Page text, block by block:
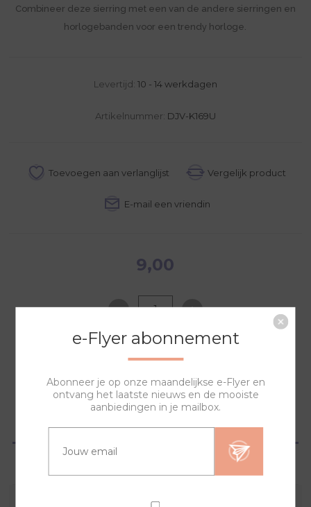
Combineer deze sierring met een van de andere sierringen en
horlogebanden voor een trendy horloge.
Levertijd: 10 - 14 werkdagen
Artikelnummer: DJV-K169U
9,00
NAAR WINKELWAGEN
e-Flyer abonnement
Abonneer je op onze maandelijkse e-Flyer en
ontvang het laatste nieuws en de mooiste
aanbiedingen in je mailbox.